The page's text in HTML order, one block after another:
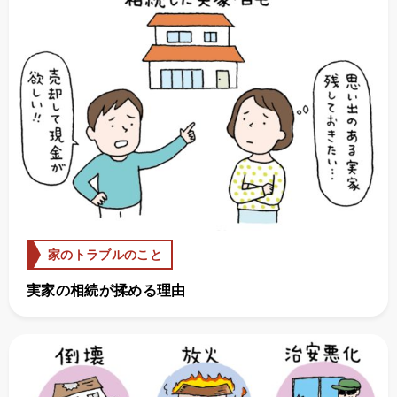
家のトラブルのこと
実家の相続が揉める理由